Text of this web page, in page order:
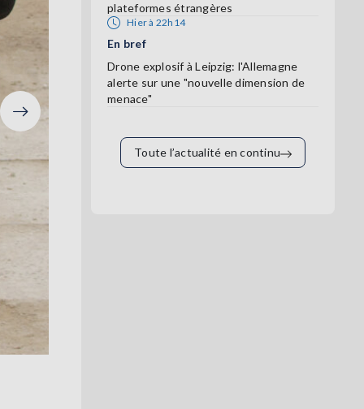
Suivant
plateformes étrangères
Hier à 22h14
En bref
Drone explosif à Leipzig: l'Allemagne
alerte sur une "nouvelle dimension de
menace"
Toute l’actualité en continu